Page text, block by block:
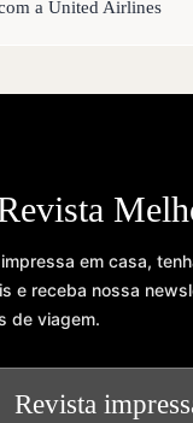
a United Airlines
em casa,
e receba nossa
de viagem.
Revista